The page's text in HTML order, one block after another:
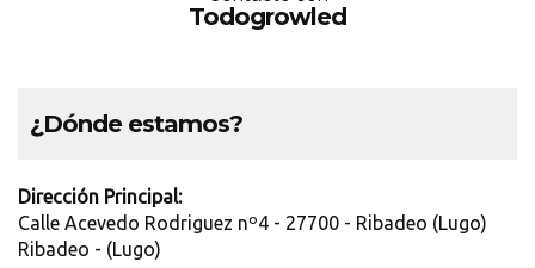
Todogrowled
¿Dónde estamos?
Dirección Principal:
Calle Acevedo Rodriguez nº4 - 27700 - Ribadeo (Lugo)
Ribadeo - (Lugo)